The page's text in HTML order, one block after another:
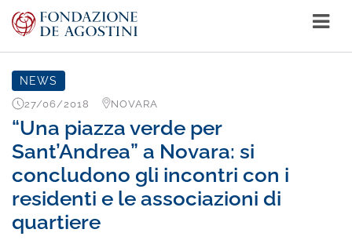
NEWS
27/06/2018 NOVARA
“Una piazza verde per
Sant’Andrea” a Novara: si
concludono gli incontri con i
residenti e le associazioni di
quartiere